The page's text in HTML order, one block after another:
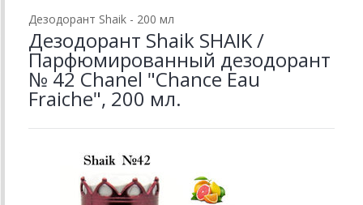
Дезодорант Shaik - 200 мл
Дезодорант Shaik SHAIK /
Парфюмированный дезодорант
№ 42 Chanel "Chance Eau
Fraiche", 200 мл.